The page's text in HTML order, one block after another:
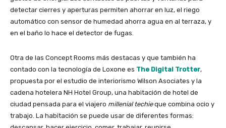
detectar cierres y aperturas permiten ahorrar en luz, el riego
automático con sensor de humedad ahorra agua en al terraza, y
en el baño lo hace el detector de fugas.
Otra de las Concept Rooms más destacas y que también ha
contado con la tecnología de Loxone es The Digital Trotter,
propuesta por el estudio de interiorismo Wilson Asociates y la
cadena hotelera NH Hotel Group, una habitación de hotel de
ciudad pensada para el viajero millenial techieque combina ocio y
trabajo. La habitación se puede usar de diferentes formas: